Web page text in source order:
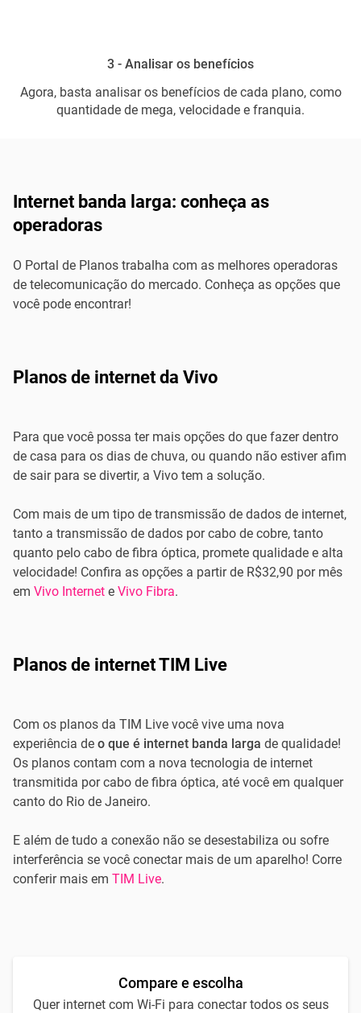
3 - Analisar os benefícios
Agora, basta analisar os benefícios de cada plano, como
quantidade de mega, velocidade e franquia.
Internet banda larga: conheça as
operadoras
O Portal de Planos trabalha com as melhores operadoras
de telecomunicação do mercado. Conheça as opções que
você pode encontrar!
Planos de internet da Vivo
Para que você possa ter mais opções do que fazer dentro
de casa para os dias de chuva, ou quando não estiver afim
de sair para se divertir, a Vivo tem a solução.
Com mais de um tipo de transmissão de dados de internet,
tanto a transmissão de dados por cabo de cobre, tanto
quanto pelo cabo de fibra óptica, promete qualidade e alta
velocidade! Confira as opções a partir de R$32,90 por mês
em Vivo Internet e Vivo Fibra.
Planos de internet TIM Live
Com os planos da TIM Live você vive uma nova
experiência de o que é internet banda larga de qualidade!
Os planos contam com a nova tecnologia de internet
transmitida por cabo de fibra óptica, até você em qualquer
canto do Rio de Janeiro.
E além de tudo a conexão não se desestabiliza ou sofre
interferência se você conectar mais de um aparelho! Corre
conferir mais em TIM Live.
Compare e escolha
Quer internet com Wi-Fi para conectar todos os seus